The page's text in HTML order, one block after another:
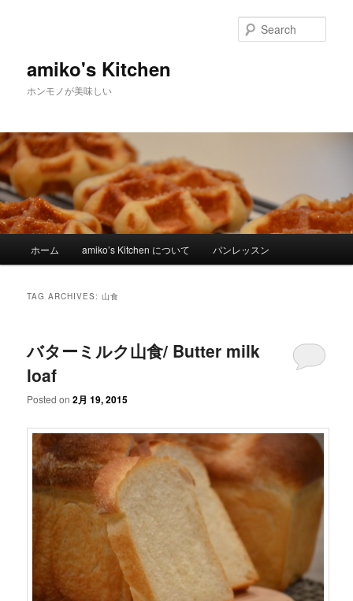
amiko's Kitchen
ホンモノが美味しい
Skip to primary content
Skip to secondary content
ホーム amiko’s Kitchen について パンレッスン
TAG ARCHIVES:山食
バターミルク山食/ Butter milk
loaf
Posted on2月 19, 2015